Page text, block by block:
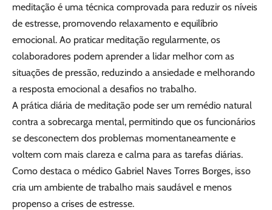
meditação é uma técnica comprovada para reduzir os níveis
de estresse, promovendo relaxamento e equilíbrio
emocional. Ao praticar meditação regularmente, os
colaboradores podem aprender a lidar melhor com as
situações de pressão, reduzindo a ansiedade e melhorando
a resposta emocional a desafios no trabalho.
A prática diária de meditação pode ser um remédio natural
contra a sobrecarga mental, permitindo que os funcionários
se desconectem dos problemas momentaneamente e
voltem com mais clareza e calma para as tarefas diárias.
Como destaca o médico Gabriel Naves Torres Borges, isso
cria um ambiente de trabalho mais saudável e menos
propenso a crises de estresse.